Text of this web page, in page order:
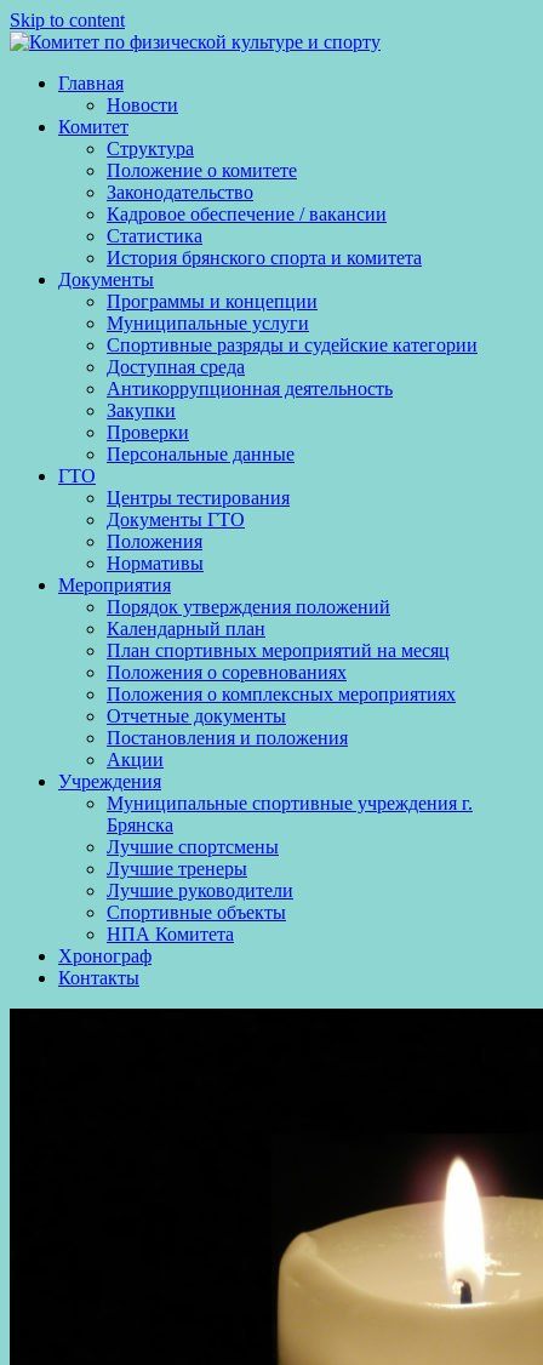
Skip to content
Главная
Новости
Комитет
Структура
Положение о комитете
Законодательство
Кадровое обеспечение / вакансии
Статистика
История брянского спорта и комитета
Документы
Программы и концепции
Муниципальные услуги
Спортивные разряды и судейские категории
Доступная среда
Антикоррупционная деятельность
Закупки
Проверки
Персональные данные
ГТО
Центры тестирования
Документы ГТО
Положения
Нормативы
Мероприятия
Порядок утверждения положений
Календарный план
План спортивных мероприятий на месяц
Положения о соревнованиях
Положения о комплексных мероприятиях
Отчетные документы
Постановления и положения
Акции
Учреждения
Муниципальные спортивные учреждения г.
Брянска
Лучшие спортсмены
Лучшие тренеры
Лучшие руководители
Спортивные объекты
НПА Комитета
Хронограф
Контакты